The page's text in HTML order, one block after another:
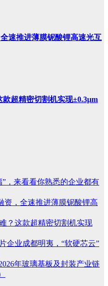
速推进薄膜铌酸锂高速光互
超精密切割机实现±0.3μm
，来看看你熟悉的企业都有
资，全速推进薄膜铌酸锂高
？这款超精密切割机实现
企业成都明夷，“软硬芯云”
年玻璃基板及封装产业链